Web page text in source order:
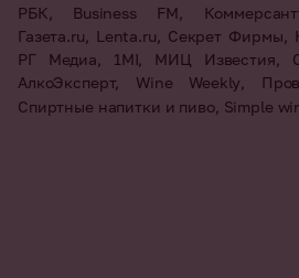
РБК, Business FM ,
Газета.ru Lenta.ru , Секрет Фирмы,
РГ Медиа, 1MI , МИЦ Известия,
АлкоЭксперт, Wine Weekly ,
Спиртные напитки и пиво, Simple